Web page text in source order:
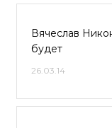
Вячеслав
будет
26.03.14